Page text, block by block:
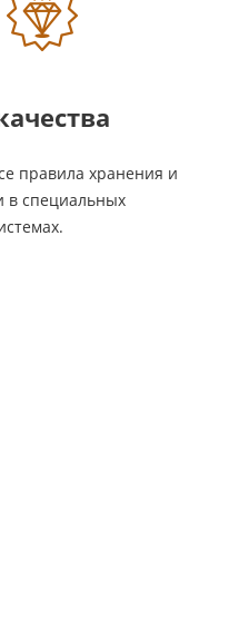
правила хранения и
в специальных